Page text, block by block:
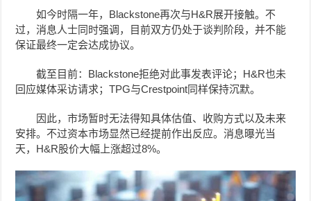
如今时隔一年，Blackstone再次与H&R展开接触。不
过，消息人士同时强调，目前双方仍处于谈判阶段，并不能
保证最终一定会达成协议。
截至目前：Blackstone拒绝对此事发表评论；H&R也未
回应媒体采访请求；TPG与Crestpoint同样保持沉默。
因此，市场暂时无法得知具体估值、收购方式以及未来
安排。不过资本市场显然已经提前作出反应。消息曝光当
天，H&R股价大幅上涨超过8%。